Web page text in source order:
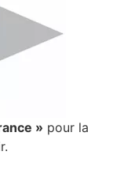
» pour la